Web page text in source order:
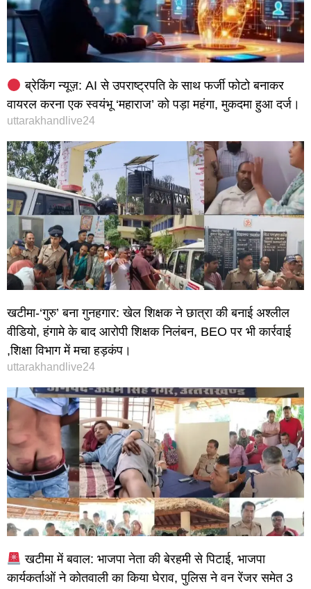
ब्रेकिंग न्यूज़: AI से उपराष्ट्रपति के साथ फर्जी फोटो बनाकर
वायरल करना एक स्वयंभू ‘महाराज’ को पड़ा महंगा, मुकदमा हुआ दर्ज।
uttarakhandlive24
खटीमा-‘गुरु’ बना गुनहगार: खेल शिक्षक ने छात्रा की बनाई अश्लील
वीडियो, हंगामे के बाद आरोपी शिक्षक निलंबन, BEO पर भी कार्रवाई
,शिक्षा विभाग में मचा हड़कंप।
uttarakhandlive24
खटीमा में बवाल: भाजपा नेता की बेरहमी से पिटाई, भाजपा
कार्यकर्ताओं ने कोतवाली का किया घेराव, पुलिस ने वन रेंजर समेत 3